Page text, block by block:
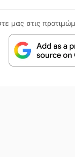
μας στις